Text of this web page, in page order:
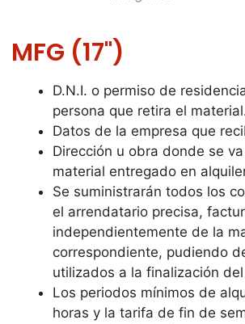
MFG (17")
D.N.I. o permiso de
persona que retira el
Datos de la empresa que
Dirección u obra donde se
material entregado en
Se suministrarán todos los
el arrendatario precisa,
independientemente de la
correspondiente, pudiendo
utilizados a la finalización
Los periodos mínimos de
horas y la tarifa de fin de